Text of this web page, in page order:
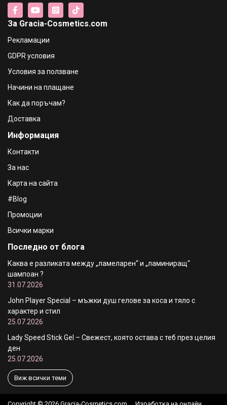
€28.13 / 55.02 лв.
ml
€34.50 / 67.48 лв.
парфюмна вода
€30.17 / 59.01 лв.
За Gracia-Cosmetics.com
Рекламации
GDPR условия
Условия за ползване
Начини на плащане
Как да поръчам?
Доставка
Информация
Контакти
За нас
Карта на сайта
#Blog
Промоции
Всички марки
Последно от блога
Каква е разликата между „ламеларен“ и „ламиниращ“
шампоан ?
31.07.2026
John Player Special – мъжки душ гелове за коса и тяло с
характер и стил
25.07.2026
Lady Speed Stick Gel – Свежест, която остава с теб през целия
ден
25.07.2026
Виж всички теми